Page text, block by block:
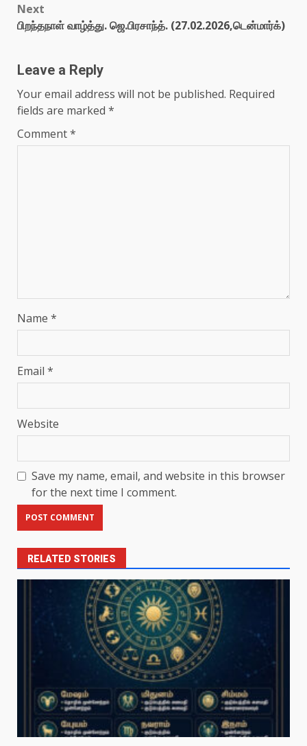
Next
பிறந்தநாள் வாழ்த்து. ஜெ.பிரசாந்த். (27.02.2026,டென்மார்க்)
Leave a Reply
Your email address will not be published. Required
fields are marked *
Comment*
Name *
Email *
Website
Save my name, email, and website in this browser
for the next time I comment.
RELATED STORIES